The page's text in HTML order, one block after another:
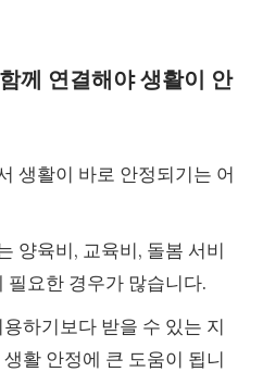
께 연결해야 생활이 안
생활이 바로 안정되기는 어
양육비, 교육비, 돌봄 서비
필요한 경우가 많습니다.
하기보다 받을 수 있는 지
활 안정에 큰 도움이 됩니